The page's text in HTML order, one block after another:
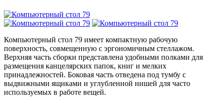
Компьютерный стол 79 имеет компактную рабочую
поверхность, совмещенную с эргономичным стеллажом.
Верхняя часть сборки представлена удобными полками для
размещения канцелярских папок, книг и мелких
принадлежностей. Боковая часть отведена под тумбу с
выдвижными ящиками и углубленной нишей для часто
используемых в работе вещей.